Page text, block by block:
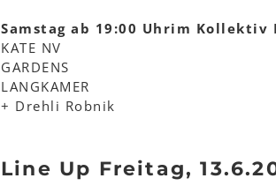
Samstag ab 19:00 Uhrim Kollektiv
KATE NV
GARDENS
LANGKAMER
+ Drehli Robnik
Line Up Freitag,